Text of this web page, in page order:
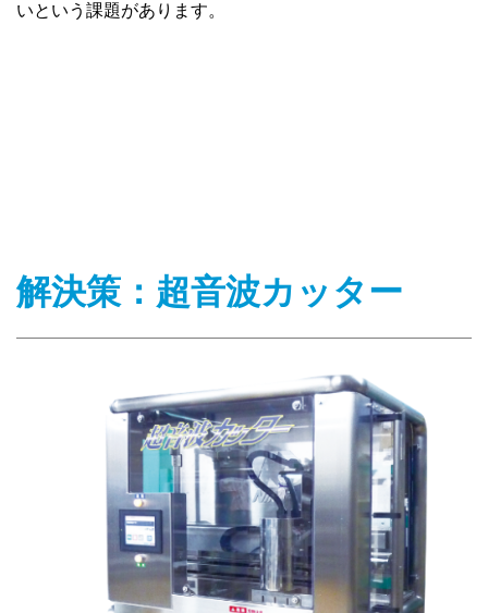
いという課題があります。
解決策：超音波カッター